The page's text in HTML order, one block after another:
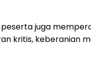
juga
kritis, keberanian